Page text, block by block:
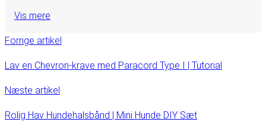
Vis mere
Forrige artikel
Lav en Chevron-krave med Paracord Type I | Tutorial
Næste artikel
Rolig Hav Hundehalsbånd | Mini Hunde DIY Sæt